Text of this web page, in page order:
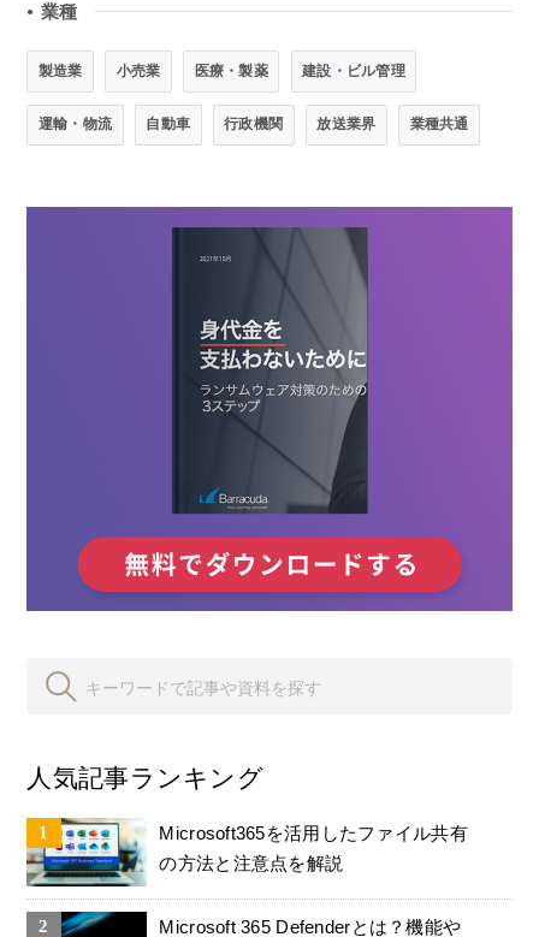
● 業種
製造業 小売業 医療・製薬 建設・ビル管理
運輸・物流 自動車 行政機関 放送業界 業種共通
人気記事ランキング
Microsoft365を活用したファイル共有
の方法と注意点を解説
Microsoft 365 Defenderとは？機能や